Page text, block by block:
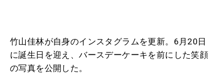
竹山佳林が自身のインスタグラムを更新。6月20日
に誕生日を迎え、バースデーケーキを前にした笑顔
の写真を公開した。